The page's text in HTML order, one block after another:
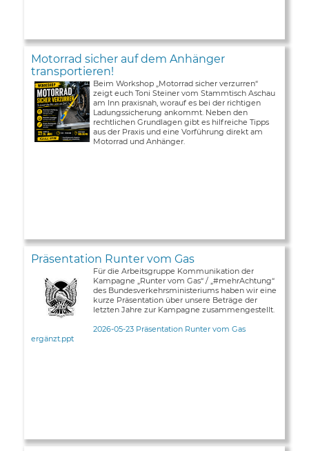
Motorrad sicher auf dem Anhänger
transportieren!
Beim Workshop „Motorrad sicher verzurren“
zeigt euch Toni Steiner vom Stammtisch Aschau
am Inn praxisnah, worauf es bei der richtigen
Ladungssicherung ankommt. Neben den
rechtlichen Grundlagen gibt es hilfreiche Tipps
aus der Praxis und eine Vorführung direkt am
Motorrad und Anhänger.
Präsentation Runter vom Gas
Für die Arbeitsgruppe Kommunikation der
Kampagne „Runter vom Gas“ / „#mehrAchtung“
des Bundesverkehrsministeriums haben wir eine
kurze Präsentation über unsere Beträge der
letzten Jahre zur Kampagne zusammengestellt.
2026-05-23 Präsentation Runter vom Gas
ergänzt.ppt